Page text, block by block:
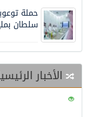
حملة
سلطان
الأخبار
121